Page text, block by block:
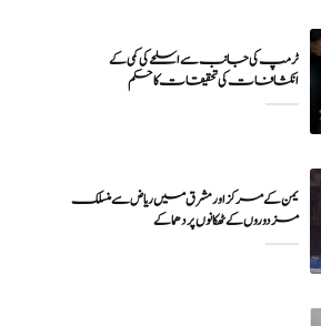
ٹرمپ کی جانب سے اسلحے کی کمی کے
انکشافات کی تحقیقات کا حکم
یمن کے مرکز اور مشرق میں ریاض سے منسلک
مزدوروں کے ٹھکانوں پر دھماکے